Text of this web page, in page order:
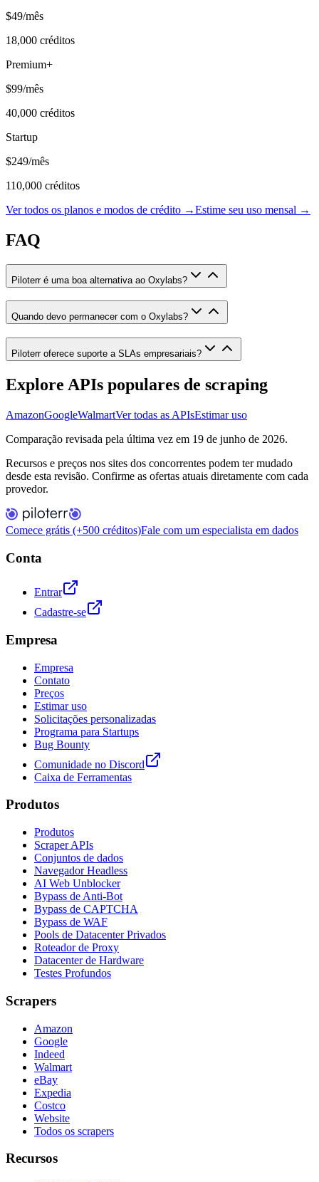
$49/mês
18,000 créditos
Premium+
$99/mês
40,000 créditos
Startup
$249/mês
110,000 créditos
Ver todos os planos e modos de crédito →Estime seu uso mensal →
FAQ
Piloterr é uma boa alternativa ao Oxylabs?
Quando devo permanecer com o Oxylabs?
Piloterr oferece suporte a SLAs empresariais?
Explore APIs populares de scraping
AmazonGoogleWalmartVer todas as APIsEstimar uso
Comparação revisada pela última vez em 19 de junho de 2026.
Recursos e preços nos sites dos concorrentes podem ter mudado
desde esta revisão. Confirme as ofertas atuais diretamente com cada
provedor.
Comece grátis (+500 créditos)Fale com um especialista em dados
Conta
Entrar
Cadastre-se
Empresa
Empresa
Contato
Preços
Estimar uso
Solicitações personalizadas
Programa para Startups
Bug Bounty
Comunidade no Discord
Caixa de Ferramentas
Produtos
Produtos
Scraper APIs
Conjuntos de dados
Navegador Headless
AI Web Unblocker
Bypass de Anti-Bot
Bypass de CAPTCHA
Bypass de WAF
Pools de Datacenter Privados
Roteador de Proxy
Datacenter de Hardware
Testes Profundos
Scrapers
Amazon
Google
Indeed
Walmart
eBay
Expedia
Costco
Website
Todos os scrapers
Recursos